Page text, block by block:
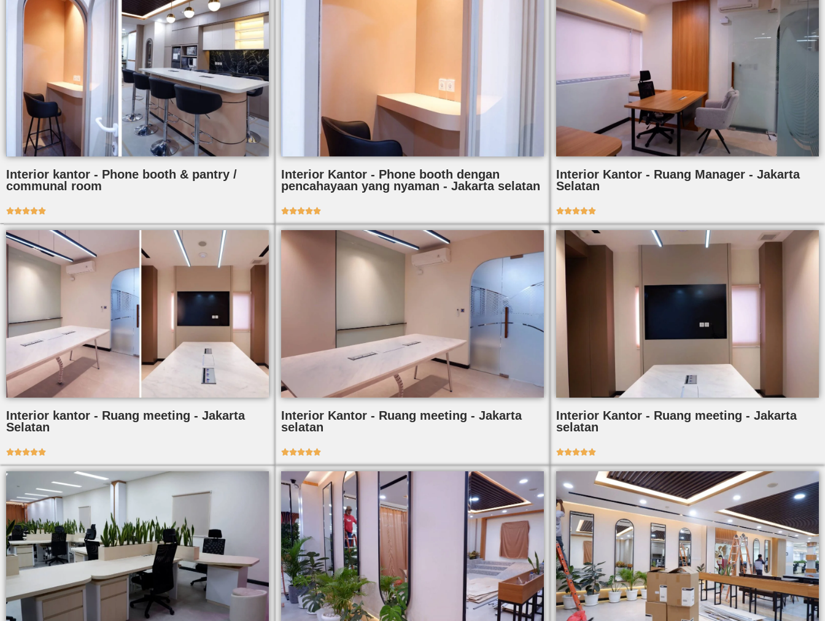
Interior kantor - Phone booth & pantry /
communal room

Interior Kantor - Phone booth dengan
pencahayaan yang nyaman - Jakarta selatan

Interior Kantor - Ruang Manager - Jakarta
Selatan

Interior kantor - Ruang meeting - Jakarta
Selatan

Interior Kantor - Ruang meeting - Jakarta
selatan

Interior Kantor - Ruang meeting - Jakarta
selatan
